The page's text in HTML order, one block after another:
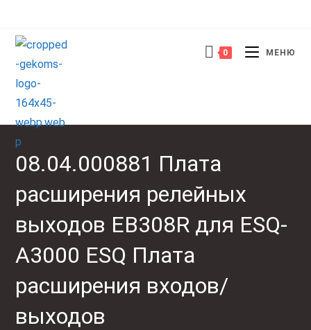
содержимому
0 МЕНЮ
08.04.000881 Плата
расширения релейных
выходов EB308R для ESQ-
A3000 ESQ Плата
расширения входов/
выходов